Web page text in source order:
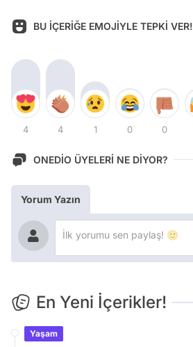
BU İÇERİĞE EMOJİYLE TEPKİ VER!
4 4 1 0 0
ONEDİO ÜYELERİ NE DİYOR?
Yorum Yazın
En Yeni İçerikler!
Yaşam